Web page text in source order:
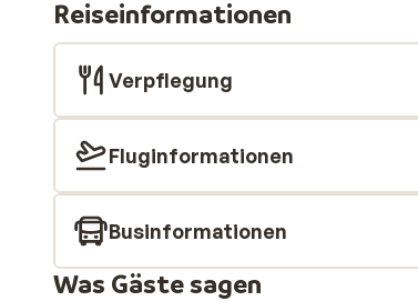
Reiseinformationen
Verpflegung
Fluginformationen
Businformationen
Was Gäste sagen